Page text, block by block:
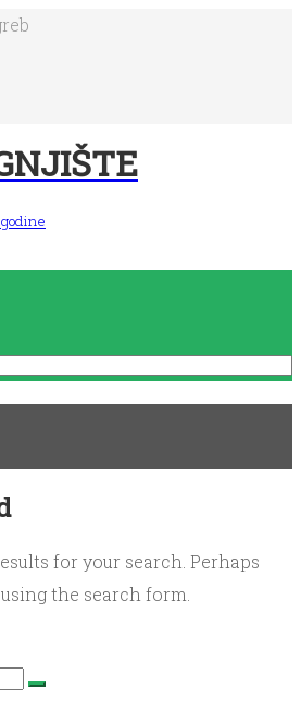
for your search. Perhaps
the search form.